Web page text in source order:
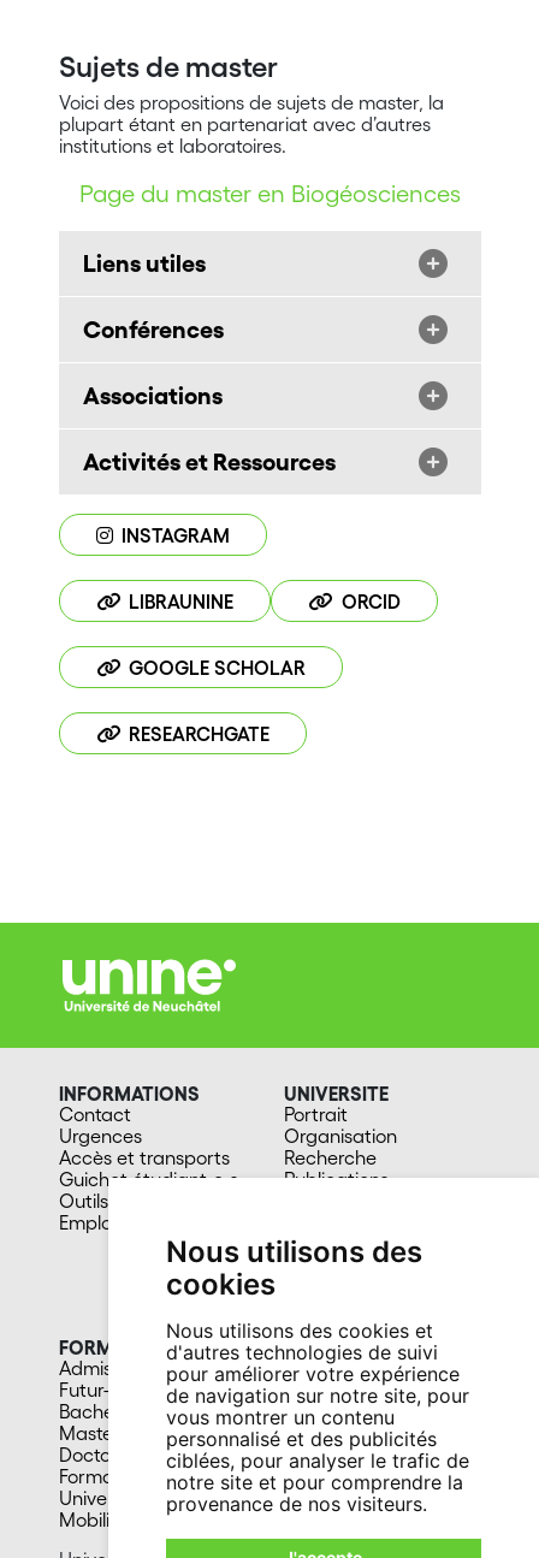
Nous utilisons des
cookies
Nous utilisons des cookies et
d'autres technologies de suivi
pour améliorer votre expérience
de navigation sur notre site, pour
vous montrer un contenu
personnalisé et des publicités
ciblées, pour analyser le trafic de
notre site et pour comprendre la
provenance de nos visiteurs.
Sujets de master
Voici des propositions de sujets de master, la
plupart étant en partenariat avec d’autres
institutions et laboratoires.
Page du master en Biogéosciences
Liens utiles
Conférences
Associations
Activités et Ressources
INSTAGRAM
LIBRAUNINE ORCID
GOOGLE SCHOLAR
RESEARCHGATE
INFORMATIONS
Contact
Urgences
Accès et transports
Guichet étudiant-e-s
Outils étudiant-e-s
Emploi
UNIVERSITE
Portrait
Organisation
Recherche
Publications
Développement
durable
FORMATION
Admission
Futur-e étudiant-e
Bachelors
Masters
Doctorat
Formation continue
Université du 3e âge
Mobilité
CAMPUS
Bibliothèques
Culture et vie sociale
Sports
Santé
Cafétérias
En images